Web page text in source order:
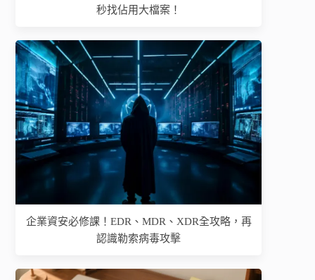
秒找佔用大檔案！
企業資安必修課！EDR、MDR、XDR全攻略，再
認識勒索病毒攻擊